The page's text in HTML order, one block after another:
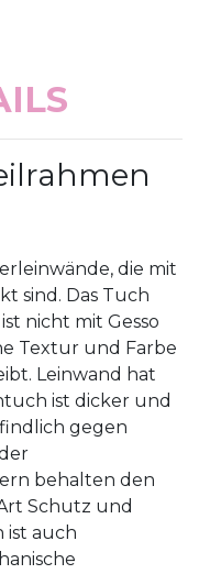
die mit
sind. Das Tuch
nicht mit Gesso
Textur und Farbe
Leinwand hat
ist dicker und
gegen
behalten den
Schutz und
ist auch